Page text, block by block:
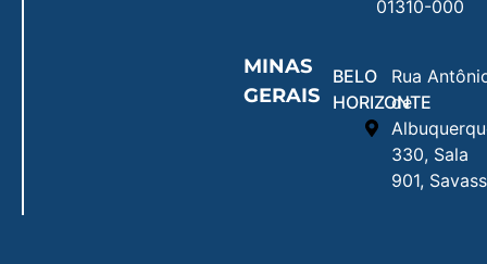
01310-000
MINAS
GERAIS
BELO
HORIZONTE
Rua
de
330, Sala
901,